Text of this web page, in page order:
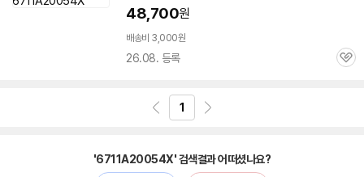
48,700원
배송비 3,000원
26.08. 등록
관
1
'6711A20054X' 검색결과 어떠셨나요?